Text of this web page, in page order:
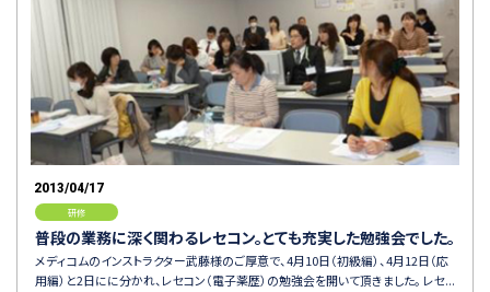
2013/04/17
研修
普段の業務に深く関わるレセコン。とても充実した勉強会でした。
メディコムのインストラクター武藤様のご厚意で、4月10日（初級編）、4月12日（応
用編）と2日にに分かれ、レセコン（電子薬歴）の勉強会を開いて頂きました。 レセ...